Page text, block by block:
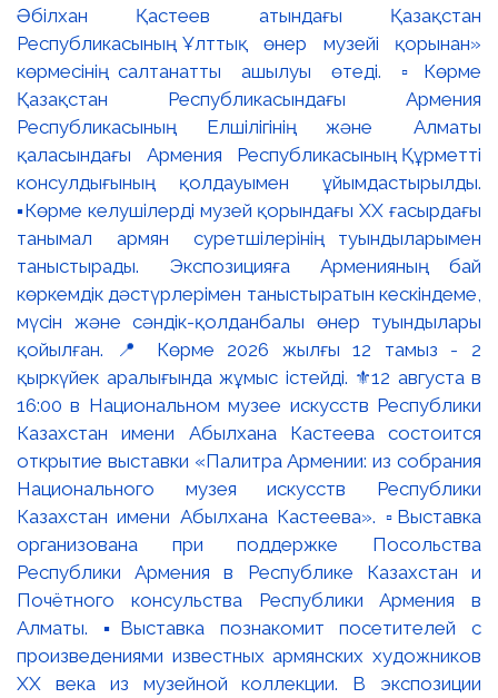
Әбілхан Қастеев атындағы Қазақстан
Республикасының Ұлттық өнер музейі қорынан»
көрмесінің салтанатты ашылуы өтеді. ▫️Көрме
Қазақстан Республикасындағы Армения
Республикасының Елшілігінің және Алматы
қаласындағы Армения Республикасының Құрметті
консулдығының қолдауымен ұйымдастырылды.
▪️Көрме келушілерді музей қорындағы ХХ ғасырдағы
танымал армян суретшілерінің туындыларымен
таныстырады. Экспозицияға Арменияның бай
көркемдік дәстүрлерімен таныстыратын кескіндеме,
мүсін және сәндік-қолданбалы өнер туындылары
қойылған. 📍 Көрме 2026 жылғы 12 тамыз - 2
қыркүйек аралығында жұмыс істейді. ⚜️12 августа в
16:00 в Национальном музее искусств Республики
Казахстан имени Абылхана Кастеева состоится
открытие выставки «Палитра Армении: из собрания
Национального музея искусств Республики
Казахстан имени Абылхана Кастеева». ▫️Выставка
организована при поддержке Посольства
Республики Армения в Республике Казахстан и
Почётного консульства Республики Армения в
Алматы. ▪️Выставка познакомит посетителей с
произведениями известных армянских художников
XX века из музейной коллекции. В экспозиции